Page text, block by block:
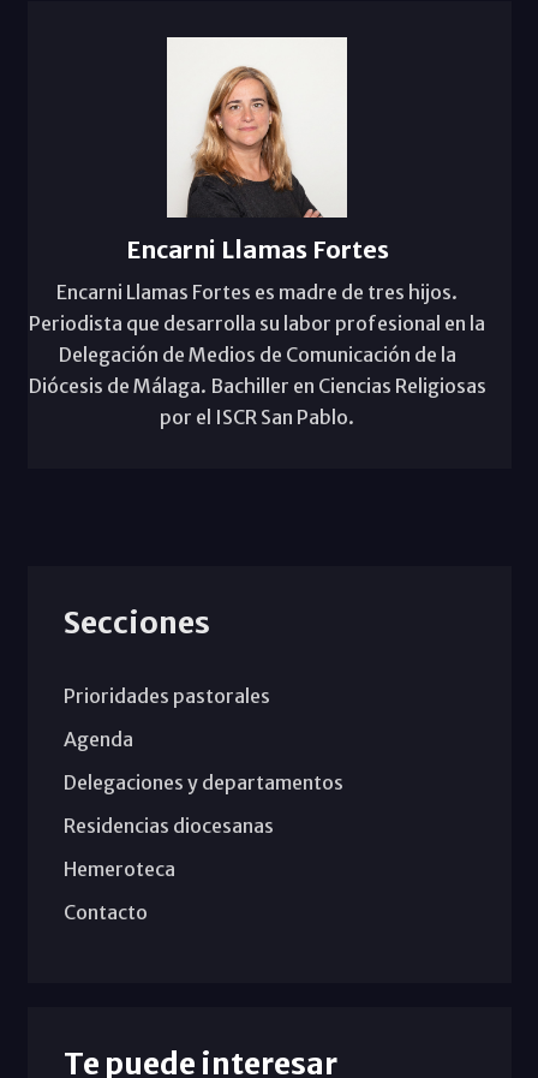
Encarni Llamas Fortes
Encarni Llamas Fortes es madre de tres hijos.
Periodista que desarrolla su labor profesional en la
Delegación de Medios de Comunicación de la
Diócesis de Málaga. Bachiller en Ciencias Religiosas
por el ISCR San Pablo.
Secciones
Prioridades pastorales
Agenda
Delegaciones y departamentos
Residencias diocesanas
Hemeroteca
Contacto
Te puede interesar